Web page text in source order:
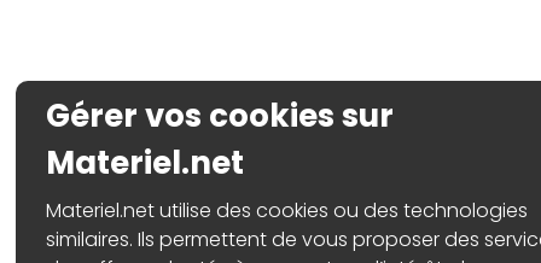
Gérer vos cookies sur
Materiel.net
Materiel.net utilise des cookies ou des technologies
similaires. Ils permettent de vous proposer des